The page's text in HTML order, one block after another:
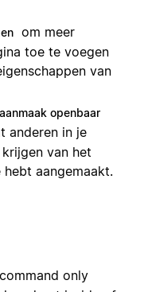
om meer
toe te voegen
van
openbaar
anderen in je
van het
aangemaakt.
command only